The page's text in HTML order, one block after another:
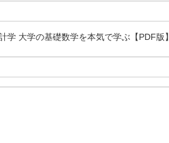
学 大学の基礎数学を本気で学ぶ【PDF版】